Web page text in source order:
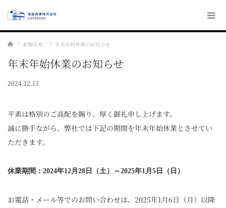
ホーム お知らせ 年末年始休業のお知らせ
年末年始休業のお知らせ
2024.12.13
平素は格別のご高配を賜り、厚く御礼申し上げます。
誠に勝手ながら、弊社では下記の期間を年末年始休業とさせてい
ただきます。
休業期間：2024年12月28日（土）～2025年1月5日（日）
お電話・メール等でのお問い合わせは、2025年1月6日（月）以降